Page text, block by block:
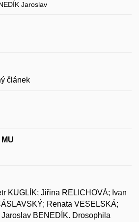
Jaroslav
článek
KUGLÍK; Jiřina RELICHOVÁ; Ivan
Renata VESELSKÁ;
BENEDÍK. Drosophila